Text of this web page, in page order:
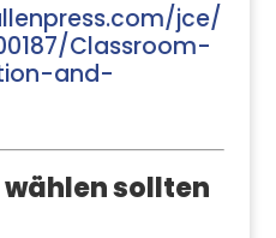
jce/
Classroom-
and-
wählen sollten